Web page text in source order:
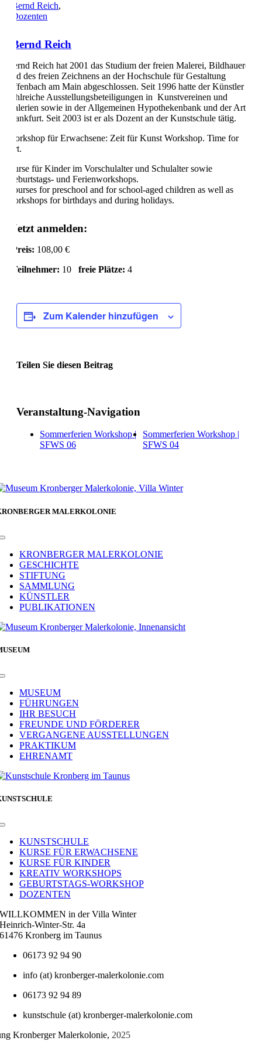
Bernd Reich,
Dozenten
Bernd Reich
Bernd Reich hat 2001 das Studium der freien Malerei, Bildhauerei
und des freien Zeichnens an der Hochschule für Gestaltung
Offenbach am Main abgeschlossen. Seit 1996 hatte der Künstler
zahlreiche Ausstellungsbeteiligungen in Kunstvereinen und
Galerien sowie in der Allgemeinen Hypothekenbank und der Art
Frankfurt. Seit 2003 ist er als Dozent an der Kunstschule tätig.
Workshop für Erwachsene: Zeit für Kunst Workshop. Time for
Art.
Kurse für Kinder im Vorschulalter und Schulalter sowie
Geburtstags- und Ferienworkshops.
Courses for preschool and for school-aged children as well as
workshops for birthdays and during holidays.
Jetzt anmelden:
Preis: 108,00 €
Teilnehmer: 10freie Plätze: 4
Zum Kalender hinzufügen
Teilen Sie diesen Beitrag
Veranstaltung-Navigation
Sommerferien Workshop |
SFWS 06
Sommerferien Workshop |
SFWS 04
MALERKOLONIE
Toggle
NavigationKRONBERGER MALERKOLONIE
GESCHICHTE
STIFTUNG
SAMMLUNG
KÜNSTLER
PUBLIKATIONEN
Toggle
NavigationMUSEUM
FÜHRUNGEN
IHR BESUCH
FREUNDE UND FÖRDERER
VERGANGENE AUSSTELLUNGEN
PRAKTIKUM
EHRENAMT
Toggle
NavigationKUNSTSCHULE
KURSE FÜR ERWACHSENE
KURSE FÜR KINDER
KREATIV WORKSHOPS
GEBURTSTAGS-WORKSHOP
DOZENTEN
WILLKOMMEN in der Villa Winter
Heinrich-Winter-Str. 4a
61476 Kronberg im Taunus
06173 92 94 90
info (at) kronberger-malerkolonie.com
06173 92 94 89
kunstschule (at) kronberger-malerkolonie.com
Kronberger Malerkolonie, 2025